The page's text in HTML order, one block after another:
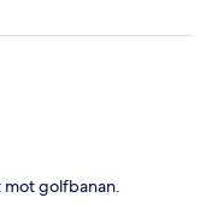
mot golfbanan.